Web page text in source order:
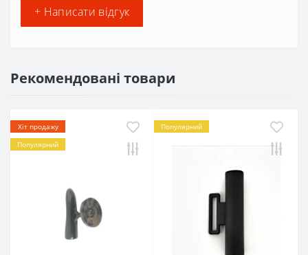
+ Написати відгук
Рекомендовані товари
Хіт продажу
Популярний
Популярний